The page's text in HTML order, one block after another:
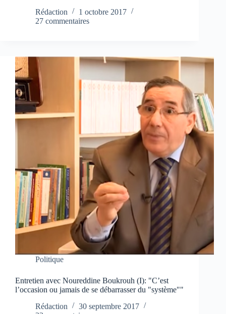
Rédaction
1 octobre 2017
27 commentaires
Politique
Entretien avec Noureddine Boukrouh (I): "C’est
l’occasion ou jamais de se débarrasser du "système""
Rédaction
30 septembre 2017